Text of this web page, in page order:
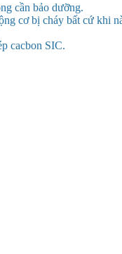
cần bảo dưỡng.
cơ bị cháy bất cứ khi
cacbon SIC.